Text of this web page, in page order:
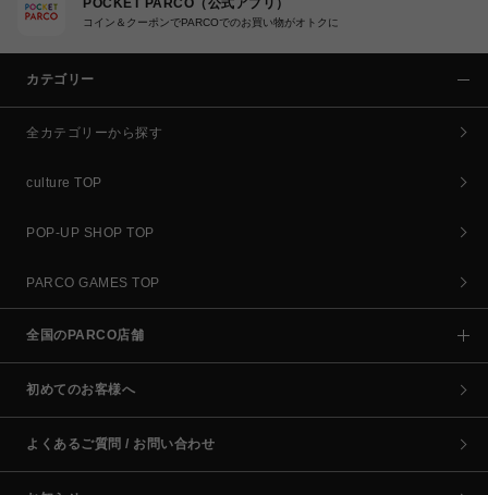
コイン＆クーポンでPARCOでのお買い物がオトクに
カテゴリー
全カテゴリーから探す
culture TOP
POP-UP SHOP TOP
PARCO GAMES TOP
全国のPARCO店舗
初めてのお客様へ
よくあるご質問 / お問い合わせ